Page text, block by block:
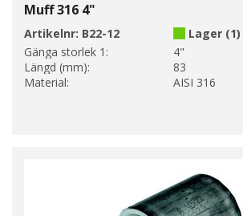
Muff 316 4"
Artikelnr: B22-12
Lager (1)
Gänga storlek 1:
4"
Längd (mm):
83
Material:
AISI 316